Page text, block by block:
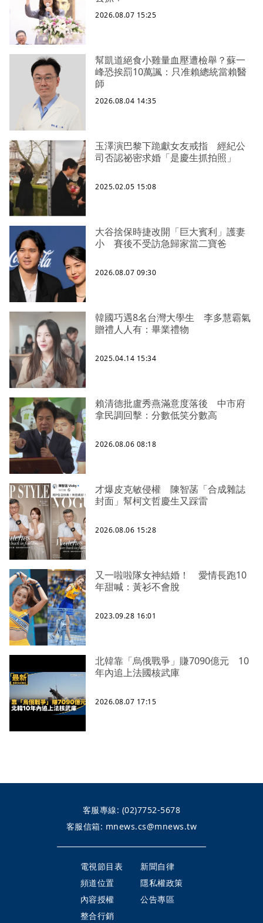
2026.08.07 15:25
幫凱道絕食小雞量血壓遭檢舉？蘇一
峰恐挨罰10萬諷：只准賴總統當賴醫
師
2026.08.04 14:35
玉澤演巴黎下跪獻女友戒指 經紀公
司否認祕密求婚「是慶生抓拍照」
2025.02.05 15:08
大谷捨保時捷改開「巨大賓利」護妻
小 賽後不受訪急歸家當二寶爸
2026.08.07 09:30
韓國巧遇8名台灣大學生 李多慧霸氣
贈禮人人有：畢業禮物
2025.04.14 15:34
賴清德批盧秀燕滿意度落後 中市府
拿民調回擊：分數低笑分數高
2026.08.06 08:18
才爆皮克敏侵權 陳智菡「合成雜誌
封面」幫柯文哲慶生又踩雷
2026.08.06 15:28
又一啦啦隊女神結婚！ 愛情長跑10
年甜喊：黃衫不會脫
2023.09.28 16:01
北韓靠「烏俄戰爭」賺7090億元 10
年內追上法國核武庫
2026.08.07 17:15
客服專線: (02)7752-5678
客服信箱: mnews.cs@mnews.tw
電視節目表
新聞自律
頻道位置
隱私權政策
內容授權
公告專區
整合行銷